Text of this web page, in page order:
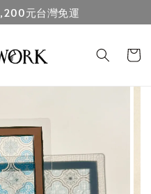
元台灣免運